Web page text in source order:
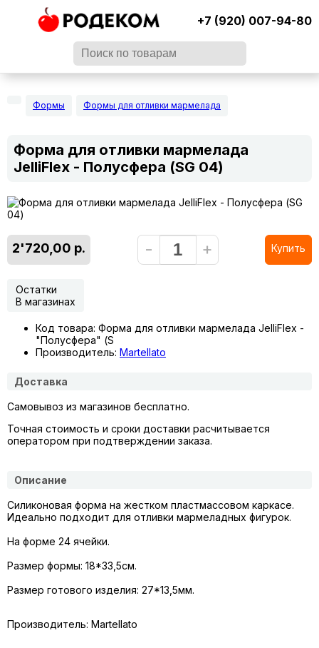
+7 (920) 007-94-80
Формы Формы для отливки мармелада
Форма для отливки мармелада
JelliFlex - Полусфера (SG 04)
2'720,00 р. - + Купить
Остатки
В магазинах
Код товара: Форма для отливки мармелада JelliFlex -
"Полусфера" (S
Производитель: Martellato
Доставка
Самовывоз из магазинов бесплатно.
Точная стоимость и сроки доставки расчитывается
оператором при подтверждении заказа.
Описание
Силиконовая форма на жестком пластмассовом каркасе.
Идеально подходит для отливки мармеладных фигурок.
На форме 24 ячейки.
Размер формы: 18*33,5см.
Размер готового изделия: 27*13,5мм.
Производитель: Martellato